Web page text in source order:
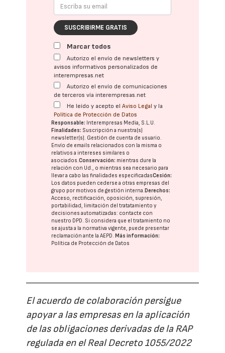
SUSCRIBIRME GRATIS
Marcar todos
Autorizo el envío de newsletters y
avisos informativos personalizados de
interempresas.net
Autorizo el envío de comunicaciones
de terceros vía interempresas.net
He leído y acepto elAviso Legal y la
Política de Protección de Datos
Responsable: Interempresas Media, S.L.U.
Finalidades: Suscripción a nuestra(s)
newsletter(s). Gestión de cuenta de usuario.
Envío de emails relacionados con la misma o
relativos a intereses similares o
asociados.Conservación: mientras dure la
relación con Ud., o mientras sea necesario para
llevar a cabo las finalidades especificadasCesión:
Los datos pueden cederse a otras empresas del
grupo por motivos de gestión interna.Derechos:
Acceso, rectificación, oposición, supresión,
portabilidad, limitación del tratatamiento y
decisiones automatizadas: contacte con
nuestro DPD. Si considera que el tratamiento no
se ajusta a la normativa vigente, puede presentar
reclamación ante laAEPD.Más información:
Política de Protección de Datos
El acuerdo de colaboración persigue
apoyar a las empresas en la aplicación
de las obligaciones derivadas de la RAP
regulada en el Real Decreto 1055/2022